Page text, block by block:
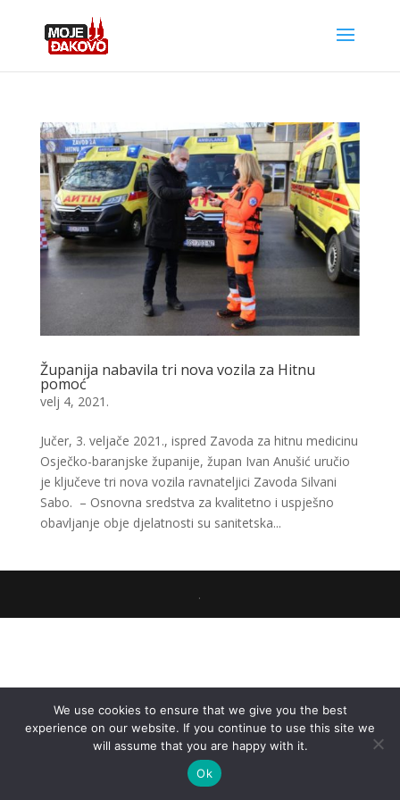
Županija nabavila tri nova vozila za Hitnu
pomoć
velj 4, 2021.
Jučer, 3. veljače 2021., ispred Zavoda za hitnu medicinu
Osječko-baranjske županije, župan Ivan Anušić uručio
je ključeve tri nova vozila ravnateljici Zavoda Silvani
Sabo. – Osnovna sredstva za kvalitetno i uspješno
obavljanje obje djelatnosti su sanitetska...
.
We use cookies to ensure that we give you the best
experience on our website. If you continue to use this site we
will assume that you are happy with it.
Ok